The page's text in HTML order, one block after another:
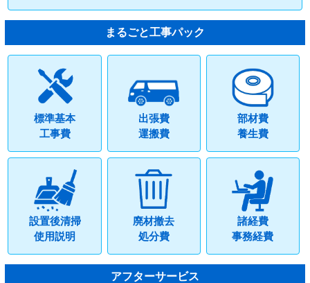
まるごと工事パック
標準基本
工事費
出張費
運搬費
部材費
養生費
設置後清掃
使用説明
廃材撤去
処分費
諸経費
事務経費
アフターサービス